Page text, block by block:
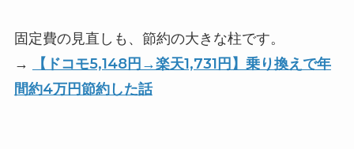
固定費の見直しも、節約の大きな柱です。
→
【ドコモ5,148円→楽天1,731円】乗り換えで年
間約4万円節約した話